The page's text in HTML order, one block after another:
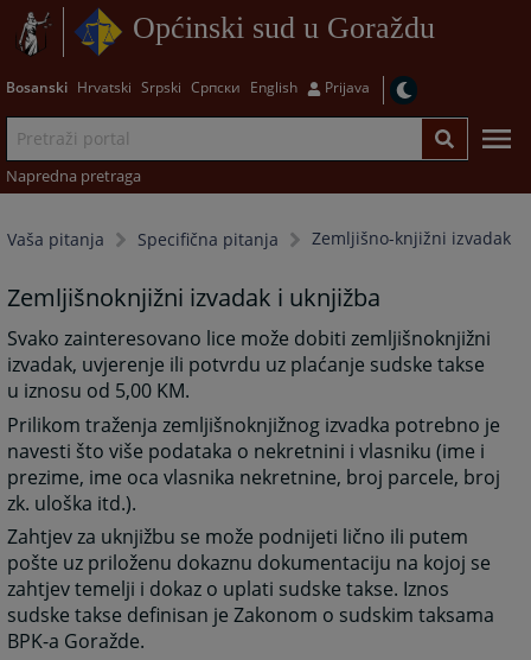
Općinski sud u Goraždu
Bosanski Hrvatski Srpski Српски English Prijava
Napredna pretraga
Vaša pitanja Specifična pitanja Zemljišno-knjižni izvadak
Zemljišnoknjižni izvadak i uknjižba
Svako zainteresovano lice može dobiti zemljišnoknjižni
izvadak, uvjerenje ili potvrdu uz plaćanje sudske takse
u iznosu od 5,00 KM.
Prilikom traženja zemljišnoknjižnog izvadka potrebno je
navesti što više podataka o nekretnini i vlasniku (ime i
prezime, ime oca vlasnika nekretnine, broj parcele, broj
zk. uloška itd.).
Zahtjev za uknjižbu se može podnijeti lično ili putem
pošte uz priloženu dokaznu dokumentaciju na kojoj se
zahtjev temelji i dokaz o uplati sudske takse. Iznos
sudske takse definisan je Zakonom o sudskim taksama
BPK-a Goražde.